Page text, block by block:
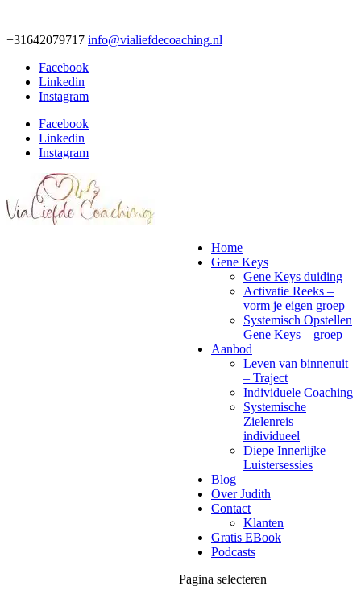
+31642079717 info@vialiefdecoaching.nl
Facebook
Linkedin
Instagram
Facebook
Linkedin
Instagram
Home
Gene Keys
Gene Keys duiding
Activatie Reeks –
vorm je eigen groep
Systemisch Opstellen
Gene Keys – groep
Aanbod
Leven van binnenuit
– Traject
Individuele Coaching
Systemische
Zielenreis –
individueel
Diepe Innerlijke
Luistersessies
Blog
Over Judith
Contact
Klanten
Gratis EBook
Podcasts
Pagina selecteren